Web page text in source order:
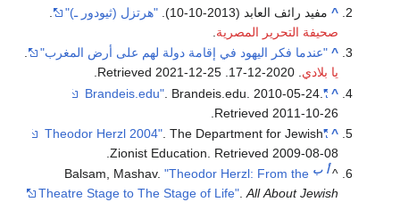
^ مفيد رائف العابد (2013-10-10). "هرتزل (ثيودور ـ)"
صحيفة التحرير المصرية
^ "عندما فكر اليهود في إقامة دولة لهم على أرض المغرب"
.
يا بلادي. 2020-12-17
. Retrieved
2021-12-25
.
^
"Brandeis.edu"
. Brandeis.edu. 2010-05-24 .
Retrieved 2011-10-26
^
"Theodor Herzl 2004"
. The Department for Jewish
Zionist Education . Retrieved 2009-08-08
.
^أ ب Balsam, Mashav."Theodor Herzl: From the
Theatre Stage to The Stage of Life".All About Jewish